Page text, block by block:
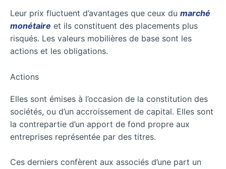
Leur prix fluctuent d’avantages que ceux du marché
monétaire et ils constituent des placements plus
risqués. Les valeurs mobilières de base sont les
actions et les obligations.
Actions
Elles sont émises à l’occasion de la constitution des
sociétés, ou d’un accroissement de capital. Elles sont
la contrepartie d’un apport de fond propre aux
entreprises représentée par des titres.
Ces derniers confèrent aux associés d’une part un